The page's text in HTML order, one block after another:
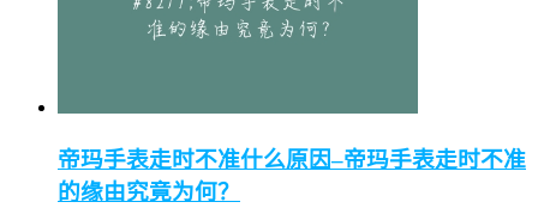
帝玛手表走时不准什么原因–帝玛手表走时不准
的缘由究竟为何？